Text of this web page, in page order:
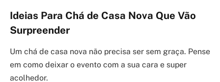
Ideias Para Chá de Casa Nova Que Vão
Surpreender
Um chá de casa nova não precisa ser sem graça. Pense
em como deixar o evento com a sua cara e super
acolhedor.